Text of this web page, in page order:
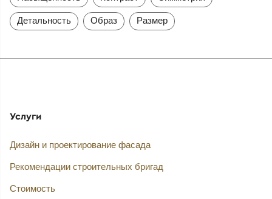
Детальность Образ Размер
Услуги
Дизайн и проектирование фасада
Рекомендации строительных бригад
Стоимость